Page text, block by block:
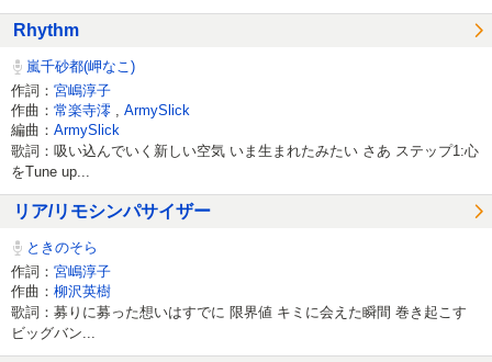
Rhythm
嵐千砂都(岬なこ)
作詞： 宮嶋淳子
作曲： 常楽寺澪
ArmySlick
編曲： ArmySlick
歌詞：吸い込んでいく新しい空気 いま生まれたみたい さあ ステップ1:心
をTune up...
リア/リモシンパサイザー
ときのそら
作詞： 宮嶋淳子
作曲： 柳沢英樹
歌詞：募りに募った想いはすでに 限界値 キミに会えた瞬間 巻き起こす
ビッグバン...